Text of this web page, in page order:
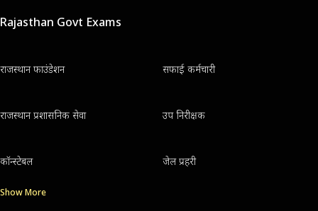
Rajasthan Govt Exams
राजस्थान फाउंडेशन सफाई कर्मचारी
राजस्थान प्रशासनिक सेवा उप निरीक्षक
कॉन्स्टेबल जेल प्रहरी
Show More